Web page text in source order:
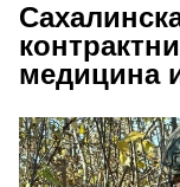
медицина